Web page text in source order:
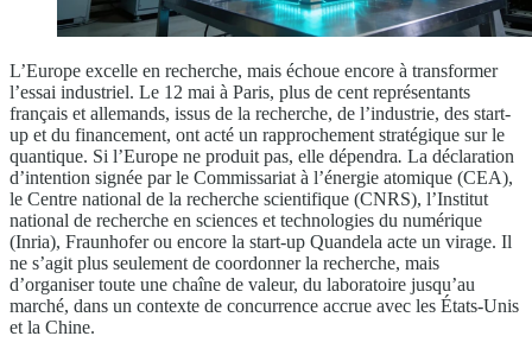
L’Europe excelle en recherche, mais échoue encore à transformer
l’essai industriel. Le 12 mai à Paris, plus de cent représentants
français et allemands, issus de la recherche, de l’industrie, des start-
up et du financement, ont acté un rapprochement stratégique sur le
quantique. Si l’Europe ne produit pas, elle dépendra. La déclaration
d’intention signée par le Commissariat à l’énergie atomique (CEA),
le Centre national de la recherche scientifique (CNRS), l’Institut
national de recherche en sciences et technologies du numérique
(Inria), Fraunhofer ou encore la start-up Quandela acte un virage. Il
ne s’agit plus seulement de coordonner la recherche, mais
d’organiser toute une chaîne de valeur, du laboratoire jusqu’au
marché, dans un contexte de concurrence accrue avec les États-Unis
et la Chine.